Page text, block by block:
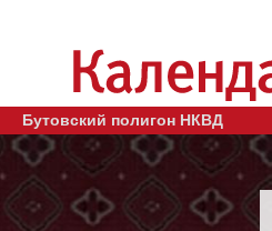
Бутовский полигон НКВД